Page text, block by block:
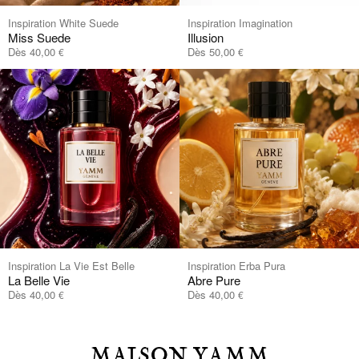
permet une allure modulable, du jour à la soirée.
La pièce emblématique du vestiaire YAMM
Icône de la Maison, leSac Iconique YAMM Rouge
Velourss’impose comme une pièce maîtresse du
vestiaire féminin. Pour préserver sa beauté, éviter
les frottements et l’exposition prolongée à l’humidité.
Nettoyer délicatement avec un chiffon doux. Entrez
dans l’univers exclusif de la Maison YAMM Genève.
Inspiration White Suede
Miss Suede
Dès 40,00 €
Inspiration Imagination
Illusion
Dès 50,00 €
Inspiration La Vie Est Belle
La Belle Vie
Dès 40,00 €
Inspiration Erba Pura
Abre Pure
Dès 40,00 €